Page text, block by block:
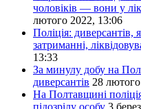
чоловіків — вони у
лютого 2022, 13:06
Поліція: диверсантів,
затриманні,
13:33
За минулу добу на
диверсантів 28
На Полтавщині